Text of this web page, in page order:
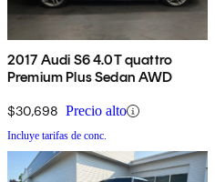
2017 Audi S6 4.0T quattro
Premium Plus Sedan AWD
$30,698 Precio alto
Incluye tarifas de conc.